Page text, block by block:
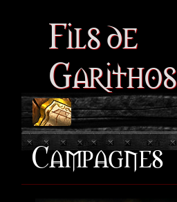
Fils de
Garithos
Campagnes